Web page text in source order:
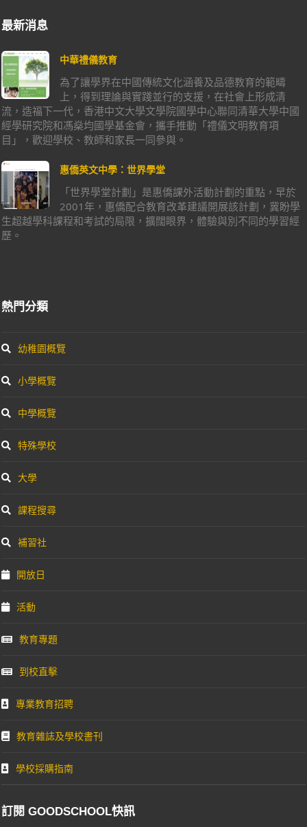
最新消息
中華禮儀教育
為了讓學界在中國傳統文化涵養及品德教育的範疇
上，得到理論與實踐並行的支援，在社會上形成清
流，造福下一代，香港中文大學文學院國學中心聯同清華大學中國
經學研究院和馮燊均國學基金會，攜手推動「禮儀文明教育項
目」，歡迎學校、教師和家長一同參與。
惠僑英文中學：世界學堂
「世界學堂計劃」是惠僑課外活動計劃的重點，早於
2001年，惠僑配合教育改革建議開展該計劃，冀盼學
生超越學科課程和考試的局限，擴闊眼界，體驗與別不同的學習經
歷。
熱門分類
幼稚園概覽
小學概覽
中學概覽
特殊學校
大學
課程搜尋
補習社
開放日
活動
教育專題
到校直擊
專業教育招聘
教育雜誌及學校書刊
學校採購指南
訂閱 GOODSCHOOL快訊